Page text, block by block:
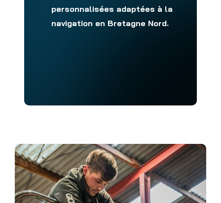
personnalisées adaptées à la
navigation en Bretagne Nord.